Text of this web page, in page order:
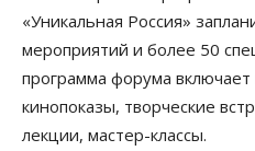
«Уникальная Россия»
мероприятий и более 50
программа форума
кинопоказы, творческие
лекции, мастер-классы.